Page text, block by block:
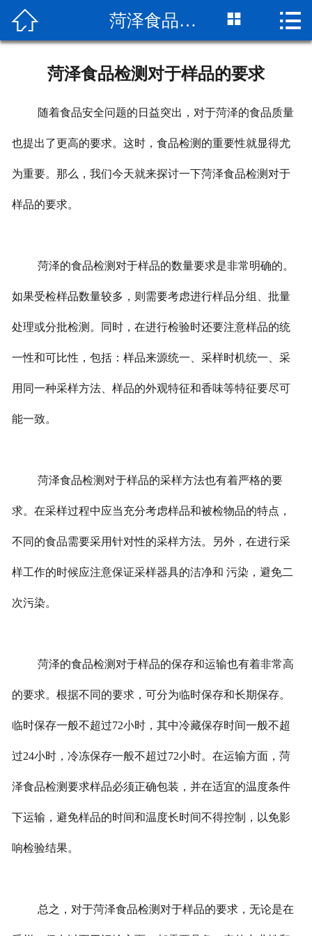
网站首页
荣誉资质
联系我们
 菏泽食品检测对于样品的要求  
菏泽食品检测对于样品的要求
随着食品安全问题的日益突出，对于菏泽的食品质量
也提出了更高的要求。这时，食品检测的重要性就显得尤
为重要。那么，我们今天就来探讨一下菏泽食品检测对于
样品的要求。
菏泽的食品检测对于样品的数量要求是非常明确的。
如果受检样品数量较多，则需要考虑进行样品分组、批量
处理或分批检测。同时，在进行检验时还要注意样品的统
一性和可比性，包括：样品来源统一、采样时机统一、采
用同一种采样方法、样品的外观特征和香味等特征要尽可
能一致。
菏泽食品检测对于样品的采样方法也有着严格的要
求。在采样过程中应当充分考虑样品和被检物品的特点，
不同的食品需要采用针对性的采样方法。另外，在进行采
样工作的时候应注意保证采样器具的洁净和 污染，避免二
次污染。
菏泽的食品检测对于样品的保存和运输也有着非常高
的要求。根据不同的要求，可分为临时保存和长期保存。
临时保存一般不超过72小时，其中冷藏保存时间一般不超
过24小时，冷冻保存一般不超过72小时。在运输方面，菏
泽食品检测要求样品必须正确包装，并在适宜的温度条件
下运输，避免样品的时间和温度长时间不得控制，以免影
响检验结果。
总之，对于菏泽食品检测对于样品的要求，无论是在